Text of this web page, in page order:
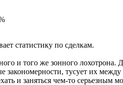
статистику по сделкам.
и того же зонного лохотрона.
закономерности, тусует их между
и заняться чем-то серьезным